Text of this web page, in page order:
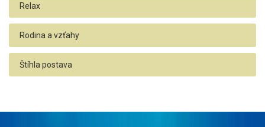
Relax
Rodina a vzťahy
Štíhla postava